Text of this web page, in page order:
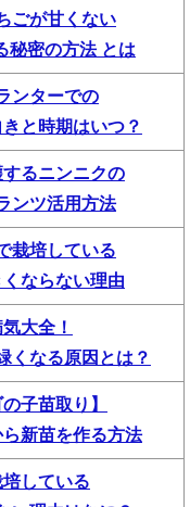
ごが甘くない
秘密の方法 とは
ンターでの
と時期はいつ？
るニンニクの
ンツ活用方法
栽培している
ならない理由
大全！
くなる原因とは？
子苗取り】
新苗を作る方法
している